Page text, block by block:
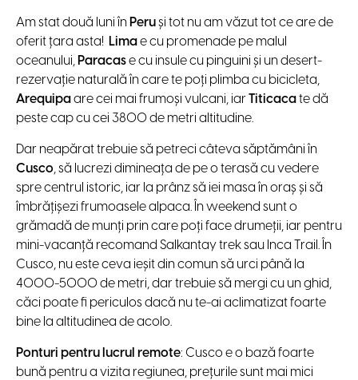
Am stat două luni în Peruși tot nu am văzut tot ce are de
oferit țara asta! Limae cu promenade pe malul
oceanului, Paracase cu insule cu pinguini și un desert-
rezervație naturală în care te poți plimba cu bicicleta,
Arequipaare cei mai frumoși vulcani, iarTiticacate dă
peste cap cu cei 3800 de metri altitudine.
Dar neapărat trebuie să petreci câteva săptămâni în
Cusco, să lucrezi dimineața de pe o terasă cu vedere
spre centrul istoric, iar la prânz să iei masa în oraș și să
îmbrățișezi frumoasele alpaca. În weekend sunt o
grămadă de munți prin care poți face drumeții, iar pentru
mini-vacanță recomand Salkantay trek sau Inca Trail. În
Cusco, nu este ceva ieșit din comun să urci până la
4000-5000 de metri, dar trebuie să mergi cu un ghid,
căci poate fi periculos dacă nu te-ai aclimatizat foarte
bine la altitudinea de acolo.
Ponturi pentru lucrul remote: Cusco e o bază foarte
bună pentru a vizita regiunea, prețurile sunt mai mici